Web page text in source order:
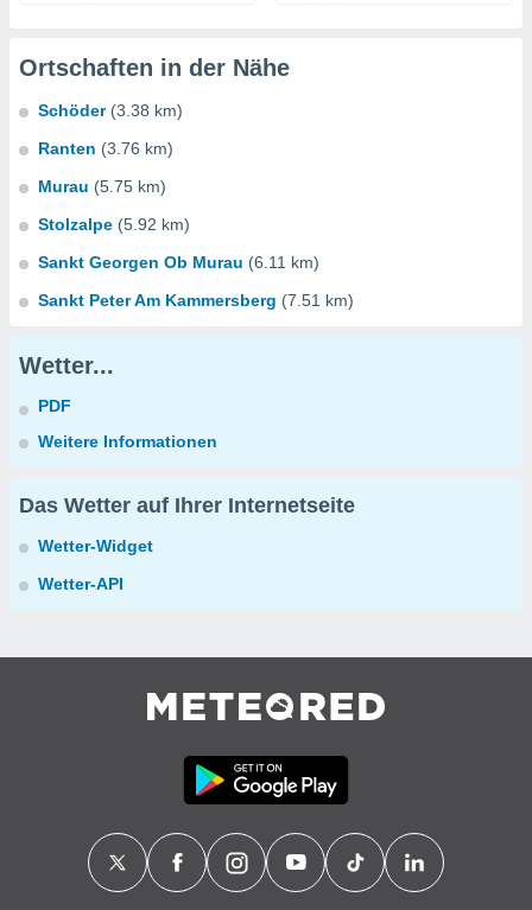
Ortschaften in der Nähe
Schöder (3.38 km)
Ranten (3.76 km)
Murau (5.75 km)
Stolzalpe (5.92 km)
Sankt Georgen Ob Murau (6.11 km)
Sankt Peter Am Kammersberg (7.51 km)
Wetter...
PDF
Weitere Informationen
Das Wetter auf Ihrer Internetseite
Wetter-Widget
Wetter-API